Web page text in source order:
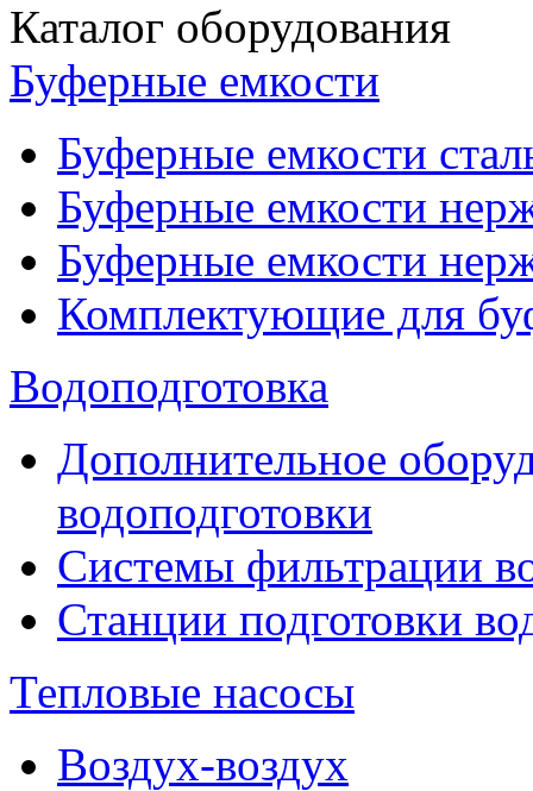
Каталог оборудования
Буферные емкости
Буферные емкости
Буферные емкости
Буферные емкости
Комплектующие для
Водоподготовка
Дополнительное
водоподготовки
Системы фильтрации
Станции подготовки
Тепловые насосы
Воздух-воздух